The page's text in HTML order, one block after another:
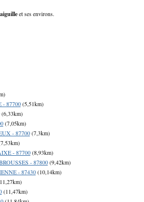
et ses environs.
- 87700(5,51km)
(6,33km)
(7,05km)
- 87700(7,3km)
- 87700(8,93km)
- 87800(9,42km)
- 87430(10,14km)
(11,47km)